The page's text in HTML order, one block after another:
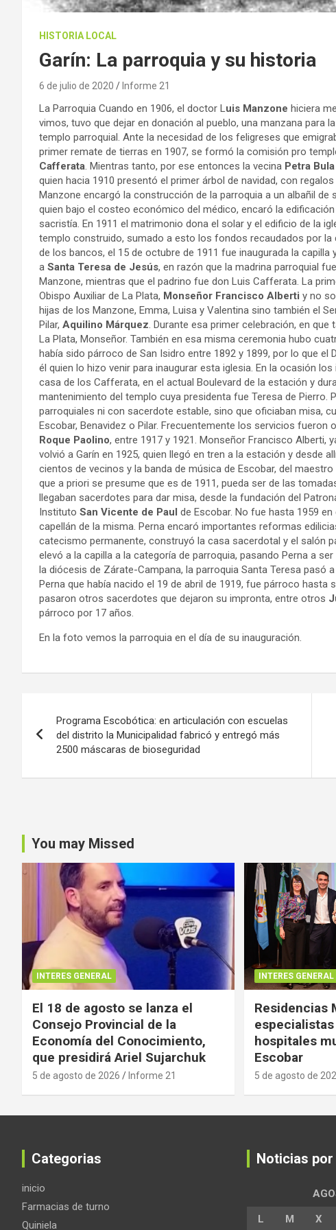
HISTORIA LOCAL
Garín: La parroquia y su historia
6 de julio de 2020 Informe 21
La Parroquia Cuando en 1906, el doctor L uis Manzone hiciera
vimos, tuvo que dejar en donación al pueblo, una manzana para
templo parroquial. Ante la necesidad de los feligreses que
primer remate de tierras en 1907, se formó la comisión pro
Cafferata . Mientras tanto, por ese entonces la vecina Petra Bula
quien hacia 1910 presentó el primer árbol de navidad, con
Manzone encargó la construcción de la parroquia a un albañil de
quien bajo el costeo económico del médico, encaró la
sacristía. En 1911 el matrimonio dona el solar y el edificio de la
templo construido, sumado a esto los fondos recaudados por la
de los bancos, el 15 de octubre de 1911 fue inaugurada la
a Santa Teresa de Jesús, en razón que la madrina parroquial
Manzone, mientras que el padrino fue don Luis Cafferata. La
Obispo Auxiliar de La Plata, Monseñor Francisco Alberti y no
hijas de los Manzone, Emma, Luisa y Valentina sino también el
Pilar, Aquilino Márquez . Durante esa primer celebración, en
La Plata, Monseñor. También en esa misma ceremonia hubo
había sido párroco de San Isidro entre 1892 y 1899, por lo que el
él quien lo hizo venir para inaugurar esta iglesia. En la ocasión
casa de los Cafferata, en el actual Boulevard de la estación y
mantenimiento del templo cuya presidenta fue Teresa de
parroquiales ni con sacerdote estable, sino que oficiaban misa,
Escobar, Benavidez o Pilar. Frecuentemente los servicios
Roque Paolino, entre 1917 y 1921. Monseñor Francisco Alberti,
volvió a Garín en 1925, quien llegó en tren a la estación y desde
cientos de vecinos y la banda de música de Escobar, del maestro
que a priori se presume que es de 1911, pueda ser de las
llegaban sacerdotes para dar misa, desde la fundación del
Instituto San Vicente de Paul de Escobar. No fue hasta 1959
capellán de la misma. Perna encaró importantes reformas
catecismo permanente, construyó la casa sacerdotal y el salón
elevó a la capilla a la categoría de parroquia, pasando Perna a
la diócesis de Zárate-Campana, la parroquia Santa Teresa pasó
Perna que había nacido el 19 de abril de 1919, fue párroco
pasaron otros sacerdotes que dejaron su impronta, entre otros
párroco por 17 años.
En la foto vemos la parroquia en el día de su inauguración.
de
Programa Escobótica: en articulación con escuelas
del distrito la Municipalidad fabricó y entregó más
2500 máscaras de bioseguridad
You may Missed
INTERES GENERAL
El 18 de agosto se lanza el
Consejo Provincial de la
Economía del Conocimiento,
que presidirá Ariel Sujarchuk
5 de agosto de 2026 Informe 21
INTERES GENERAL
Residencias
hospitales
Escobar
5 de agosto de
Categorias
inicio
Farmacias de turno
Quiniela
Noticias por
L M X